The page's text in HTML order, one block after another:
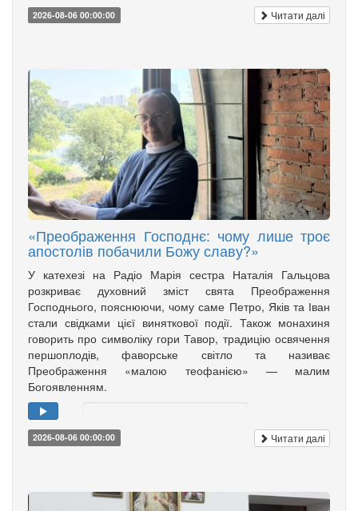
2026-08-06 00:00:00 Читати далі
«Преображення Господнє: чому лише троє
апостолів побачили Божу славу?»
У катехезі на Радіо Марія сестра Наталія Гальцова
розкриває духовний зміст свята Преображення
Господнього, пояснюючи, чому саме Петро, Яків та Іван
стали свідками цієї виняткової події. Також монахиня
говорить про символіку гори Тавор, традицію освячення
першоплодів, фаворське світло та називає
Преображення «малою теофанією» — малим
Богоявленням.
2026-08-06 00:00:00 Читати далі